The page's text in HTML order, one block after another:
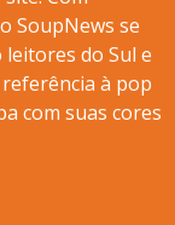
SoupNews se
leitores do Sul e
à pop
com suas cores